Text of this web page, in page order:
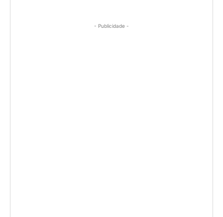
- Publicidade -